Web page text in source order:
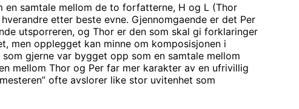
en samtale mellom de to forfatterne, H og L (Thor
etter beste evne. Gjennomgaende er det Per
utsporreren, og Thor er den som skal gi forklaringer
men opplegget kan minne om komposisjonen i
gjerne var bygget opp som en samtale mellom
mellom Thor og Per far mer karakter av en ufrivillig
ofte avslorer like stor uvitenhet som